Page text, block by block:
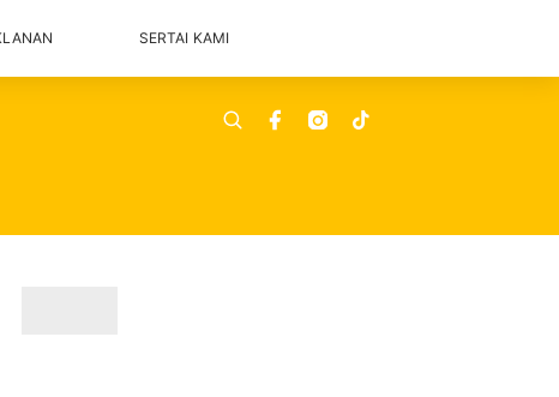
SERTAI KAMI